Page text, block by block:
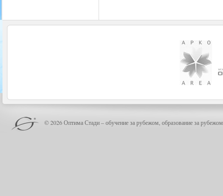
© 2026 Оптима Стади – обучение за рубежом, образование за